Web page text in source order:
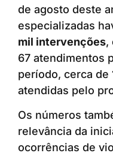
de agosto deste
especializadas
mil intervenções,
67 atendimentos
período, cerca de
atendidas pelo
Os números
relevância da
ocorrências de